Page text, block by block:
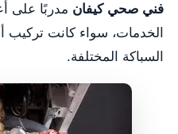
فني صحي كيفان مدربًا على
الخدمات، سواء كانت تركيب
السباكة المختلفة.